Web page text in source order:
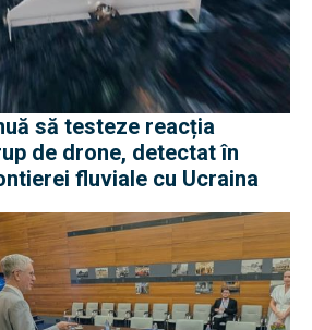
să testeze reacția
de drone, detectat în
fluviale cu Ucraina